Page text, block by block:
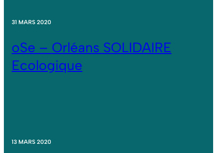
31 MARS 2020
oSe – Orléans SOLIDAIRE
Ecologique
13 MARS 2020